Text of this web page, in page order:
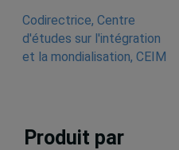
Codirectrice, Centre
d'études sur l'intégration
et la mondialisation, CEIM
Produit par